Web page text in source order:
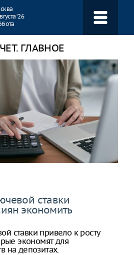
‘26
ГЛАВНОЕ
ставки
экономить
ставки привело к росту
экономят для
на депозитах.